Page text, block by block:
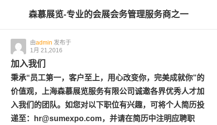
森慕展览-专业的会展会务管理服务商之一
由admin 发布于
1月 21,2016
加入我们
秉承“员工第一，客户至上，用心改变你，完美成就你”的
价值观，上海森慕展览服务有限公司诚邀各界优秀人才加
入我们的团队。如您对以下职位有兴趣，可将个人简历投
递至：hr@sumexpo.com，并请在简历中注明应聘职